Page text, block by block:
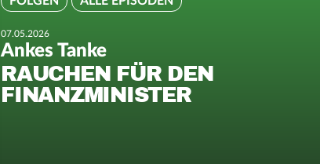
07.05.2026
Ankes Tanke
RAUCHEN FÜR DEN
FINANZMINISTER